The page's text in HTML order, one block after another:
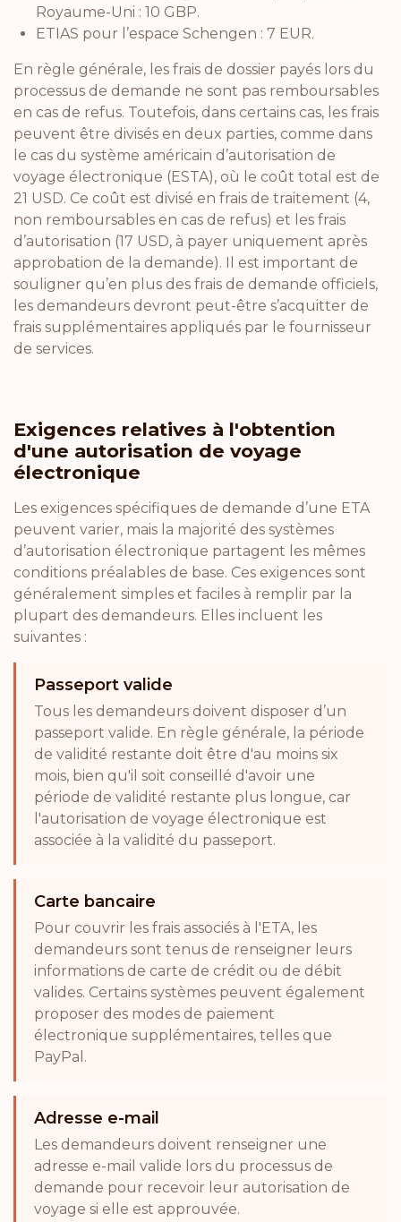
Royaume-Uni : 10 GBP.
ETIAS pour l’espace Schengen : 7 EUR.
En règle générale, les frais de dossier payés lors du
processus de demande ne sont pas remboursables
en cas de refus. Toutefois, dans certains cas, les frais
peuvent être divisés en deux parties, comme dans
le cas du système américain d’autorisation de
voyage électronique (ESTA), où le coût total est de
21 USD. Ce coût est divisé en frais de traitement (4,
non remboursables en cas de refus) et les frais
d’autorisation (17 USD, à payer uniquement après
approbation de la demande). Il est important de
souligner qu’en plus des frais de demande officiels,
les demandeurs devront peut-être s’acquitter de
frais supplémentaires appliqués par le fournisseur
de services.
Exigences relatives à l'obtention
d'une autorisation de voyage
électronique
Les exigences spécifiques de demande d’une ETA
peuvent varier, mais la majorité des systèmes
d’autorisation électronique partagent les mêmes
conditions préalables de base. Ces exigences sont
généralement simples et faciles à remplir par la
plupart des demandeurs. Elles incluent les
suivantes :
Passeport valide
Tous les demandeurs doivent disposer d’un
passeport valide. En règle générale, la période
de validité restante doit être d'au moins six
mois, bien qu'il soit conseillé d'avoir une
période de validité restante plus longue, car
l'autorisation de voyage électronique est
associée à la validité du passeport.
Carte bancaire
Pour couvrir les frais associés à l'ETA, les
demandeurs sont tenus de renseigner leurs
informations de carte de crédit ou de débit
valides. Certains systèmes peuvent également
proposer des modes de paiement
électronique supplémentaires, telles que
PayPal.
Adresse e-mail
Les demandeurs doivent renseigner une
adresse e-mail valide lors du processus de
demande pour recevoir leur autorisation de
voyage si elle est approuvée.